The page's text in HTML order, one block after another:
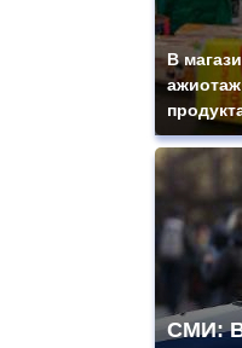
В
ажиотаж
СМИ: В